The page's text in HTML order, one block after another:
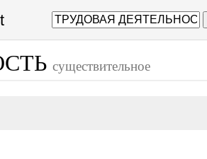
существительное